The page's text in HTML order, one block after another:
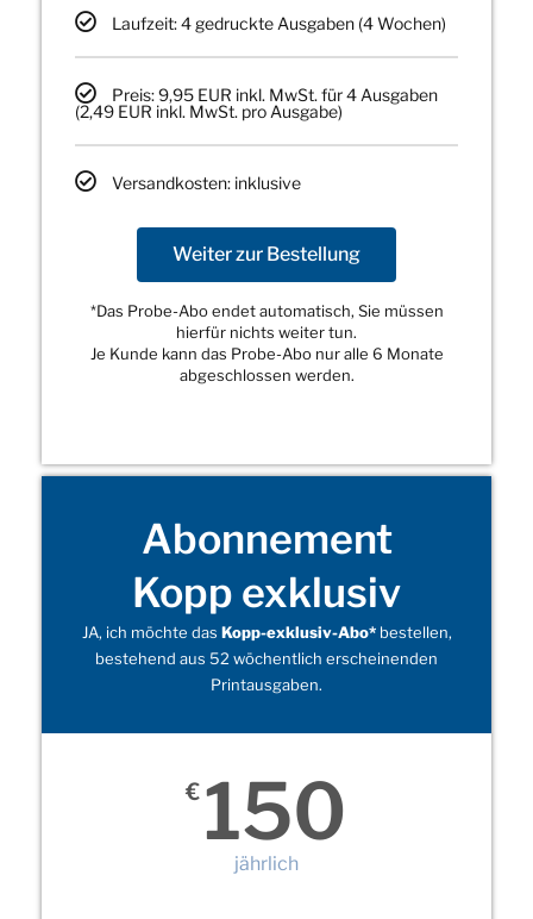
Laufzeit: 4 gedruckte Ausgaben (4 Wochen)
Preis: 9,95 EUR inkl. MwSt. für 4 Ausgaben
(2,49 EUR inkl. MwSt. pro Ausgabe)
Versandkosten: inklusive
Weiter zur Bestellung
*Das Probe-Abo endet automatisch, Sie müssen
hierfür nichts weiter tun.
Je Kunde kann das Probe-Abo nur alle 6 Monate
abgeschlossen werden.
Abonnement
Kopp exklusiv
JA, ich möchte das Kopp-exklusiv-Abo*bestellen,
bestehend aus 52 wöchentlich erscheinenden
Printausgaben.
€ 150
jährlich